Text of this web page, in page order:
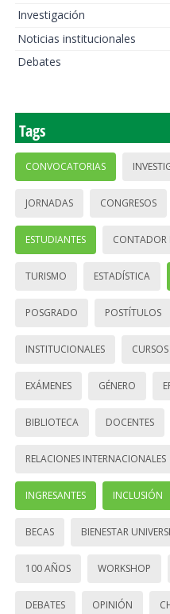
Investigación
Noticias institucionales
Debates
Tags
CONVOCATORIAS
JORNADAS CONGRESOS
ESTUDIANTES CONTADOR
TURISMO ESTADÍSTICA
POSGRADO POSTÍTULOS
INSTITUCIONALES CURSOS
EXÁMENES GÉNERO
BIBLIOTECA DOCENTES
RELACIONES INTERNACIONALES
INGRESANTES INCLUSIÓN
BECAS BIENESTAR
100 AÑOS WORKSHOP
DEBATES OPINIÓN